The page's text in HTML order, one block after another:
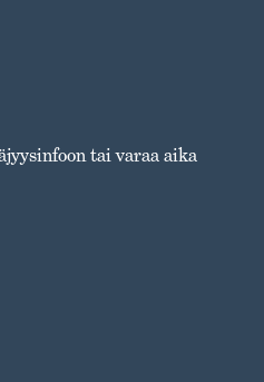
tai varaa aika